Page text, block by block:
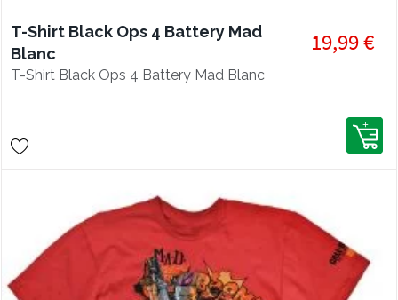
T-Shirt Black Ops 4 Battery Mad
Blanc
T-Shirt Black Ops 4 Battery Mad Blanc
19,99 €